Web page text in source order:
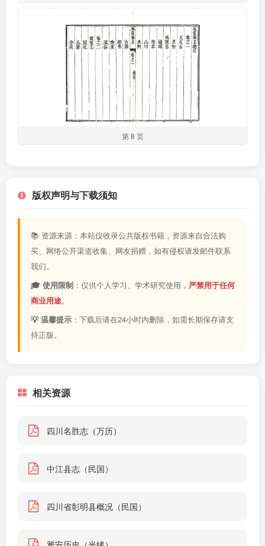
第 8 页
版权声明与下载须知
📚 资源来源：本站仅收录公共版权书籍，资源来自合法购
买、网络公开渠道收集、网友捐赠，如有侵权请发邮件联系
我们。
🎓 使用限制 ：仅供个人学习、学术研究使用， 严禁用于任何
商业用途。
💡 温馨提示 ：下载后请在24小时内删除，如需长期保存请支
持正版。
相关资源
四川名胜志（万历）
中江县志（民国）
四川省彰明县概况（民国）